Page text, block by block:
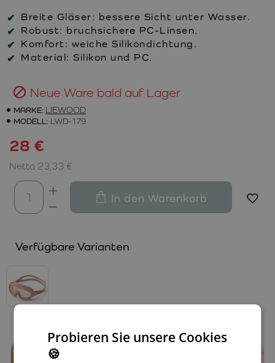
Breite Gläser: bessere Sicht unter Wasser.
Robust: bruchsichere PC-Linsen.
Komfort: weiche Silikondichtung.
Material: Silikon und PC.
Neue Ware bald auf Lager
MARKE: LIEWOOD
MODELL: LWD-179
28 €
Netto 23,33 €
In den Warenkorb
Verfügbare Varianten
Probieren Sie unsere Cookies
🍪